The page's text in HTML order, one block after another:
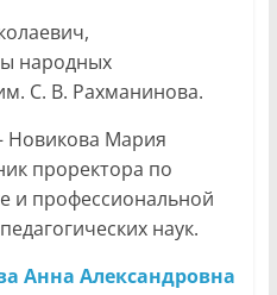
народных
С. В. Рахманинова.
Новикова Мария
проректора по
и профессиональной
наук.
Анна Александровна